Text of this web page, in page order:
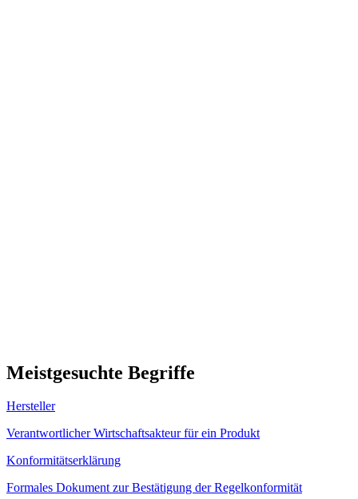
Meistgesuchte Begriffe
Hersteller
Verantwortlicher Wirtschaftsakteur für ein Produkt
Konformitätserklärung
Formales Dokument zur Bestätigung der Regelkonformität